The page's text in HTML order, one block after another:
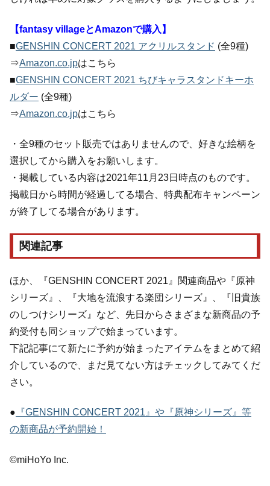
【fantasy villageとAmazonで購入】
■GENSHIN CONCERT 2021 アクリルスタンド (全9種)
⇒Amazon.co.jpはこちら
■GENSHIN CONCERT 2021 ちびキャラスタンドキーホ
ルダー (全9種)
⇒Amazon.co.jpはこちら
・全9種のセット販売ではありませんので、好きな絵柄を
選択してから購入をお願いします。
・掲載している内容は2021年11月23日時点のものです。
掲載日から時間が経過してる場合、特典配布キャンペーン
が終了してる場合があります。
関連記事
ほか、『GENSHIN CONCERT 2021』関連商品や『原神
シリーズ』、『大地を流浪する楽団シリーズ』、『旧貴族
のしつけシリーズ』など、先日からさまざまな新商品の予
約受付も同ショップで始まっています。
下記記事にて新たに予約が始まったアイテムをまとめて紹
介しているので、まだ見てない方はチェックしてみてくだ
さい。
● 『GENSHIN CONCERT 2021』や『原神シリーズ』等
の新商品が予約開始！
©miHoYo Inc.